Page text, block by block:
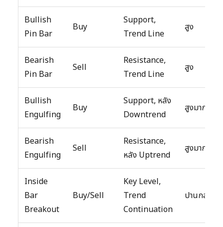
Bullish
Pin Bar
Buy
Support,
Trend Line
สูง
Bearish
Pin Bar
Sell
Resistance,
Trend Line
สูง
Bullish
Engulfing
Buy
Support, หลัง
Downtrend
สูงมาก
Bearish
Engulfing
Sell
Resistance,
หลัง Uptrend
สูงมาก
Inside
Bar
Breakout
Buy/Sell
Key Level,
Trend
Continuation
ปานกลาง